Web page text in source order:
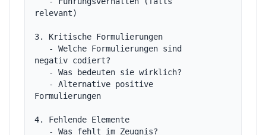
relevant)
3. Kritische Formulierungen
negativ codiert?
Formulierungen
4. Fehlende Elemente